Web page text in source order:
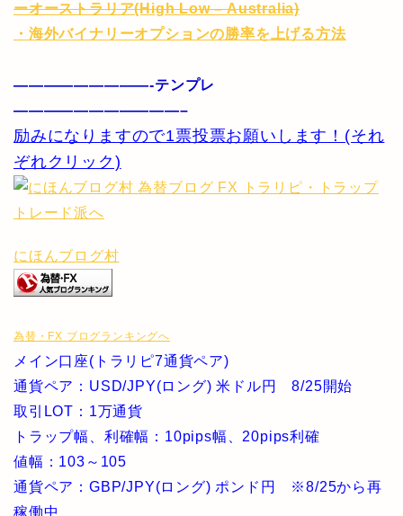
ーオーストラリア(High Low – Australia)
・海外バイナリーオプションの勝率を上げる方法
—————————-テンプレ
———————————–
励みになりますので1票投票お願いします！(それ
ぞれクリック)
にほんブログ村
為替・FX ブログランキングへ
メイン口座(トラリピ7通貨ペア)
通貨ペア：USD/JPY(ロング) 米ドル円 8/25開始
取引LOT：1万通貨
トラップ幅、利確幅：10pips幅、20pips利確
値幅：103～105
通貨ペア：GBP/JPY(ロング) ポンド円 ※8/25から再
稼働中